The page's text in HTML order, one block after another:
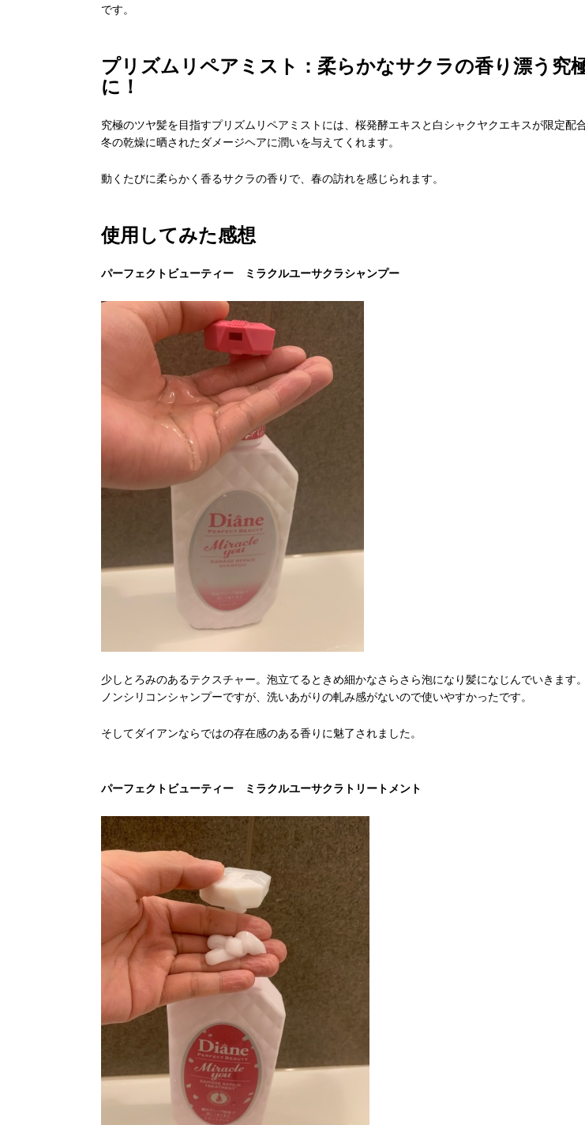
です。
プリズムリペアミスト：柔らかなサクラの香り漂う究
に！
究極のツヤ髪を目指すプリズムリペアミストには、桜発酵エキスと白シャクヤクエキスが限定配合
冬の乾燥に晒されたダメージヘアに潤いを与えてくれます。
動くたびに柔らかく香るサクラの香りで、春の訪れを感じられます。
使用してみた感想
パーフェクトビューティー ミラクルユーサクラシャンプー
少しとろみのあるテクスチャー。泡立てるときめ細かなさらさら泡になり髪になじんでいきます。
ノンシリコンシャンプーですが、洗いあがりの軋み感がないので使いやすかったです。
そしてダイアンならではの存在感のある香りに魅了されました。
パーフェクトビューティー ミラクルユーサクラトリートメント